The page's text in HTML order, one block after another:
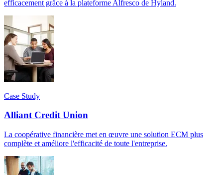
efficacement grâce à la plateforme Alfresco de Hyland.
Case Study
Alliant Credit Union
La coopérative financière met en œuvre une solution ECM plus
complète et améliore l'efficacité de toute l'entreprise.